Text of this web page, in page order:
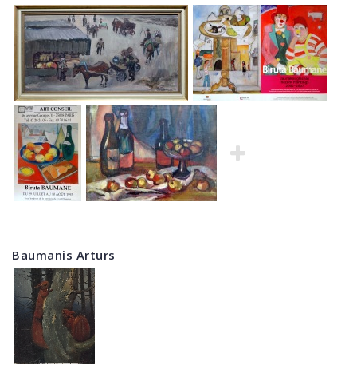
Baumanis Arturs